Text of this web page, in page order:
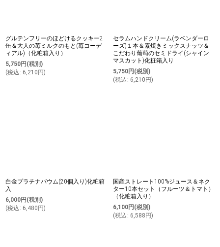
グルテンフリーのほどけるクッキー2
缶＆大人の苺ミルクのもと(苺コーデ
ィアル)（化粧箱入り）
5,750円 (税別)
(税込 : 6,210 円)
セラムハンドクリーム(ラベンダーロ
ーズ)１本＆素焼きミックスナッツ＆
こだわり葡萄のセミドライ(シャイン
マスカット)化粧箱入り
5,750円 (税別)
(税込 : 6,210 円)
白金プラチナバウム(20個入り)化粧箱
入
6,000円 (税別)
(税込 : 6,480 円)
国産ストレート100%ジュース＆ネク
ター10本セット（フルーツ＆トマト）
（化粧箱入り）
6,100円 (税別)
(税込 : 6,588 円)